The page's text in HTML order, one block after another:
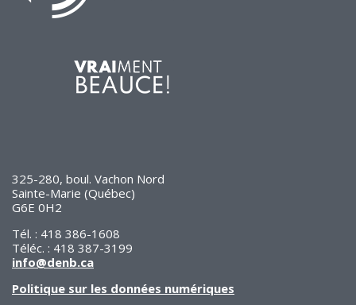
325-280, boul. Vachon Nord
Sainte-Marie (Québec)
G6E 0H2
Tél. : 418 386-1608
Téléc. : 418 387-3199
info@denb.ca
Politique sur les données numériques